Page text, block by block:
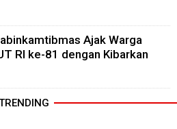
Ajak Warga
RI ke-81 dengan Kibarkan